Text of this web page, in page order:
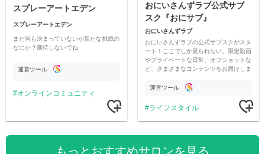
スプレーアートエデン
スプレーアートエデン
まだ何も決まっていないが新たな挑戦の
なにか？期待しないでね
運営ツール
オンラインコミュニティ
おにいさんずラブ公式サブ
スク『おにサブ』
おにいさんずラブ
おにいさんずラブの公式サブスクがスタ
ート！ここでしか見られない、限定動画
やプライベートな日常、オフショットな
ど、さまざまなコンテンツをお届けしま
運営ツール
ライフスタイル
もっとおすすめサロンを見る